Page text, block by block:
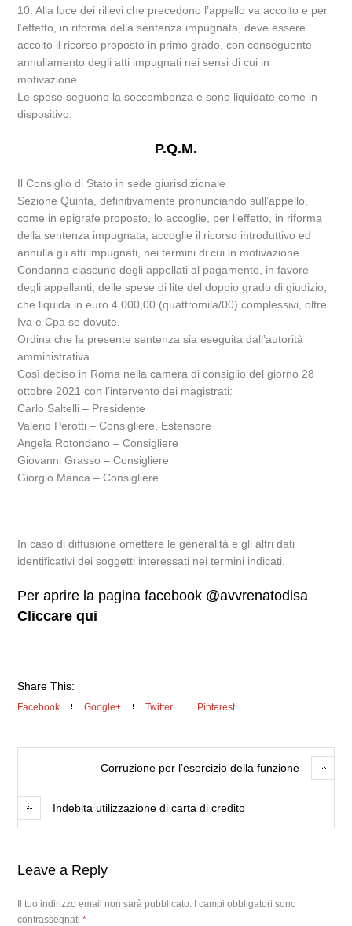
10. Alla luce dei rilievi che precedono l’appello va accolto e per
l’effetto, in riforma della sentenza impugnata, deve essere
accolto il ricorso proposto in primo grado, con conseguente
annullamento degli atti impugnati nei sensi di cui in
motivazione.
Le spese seguono la soccombenza e sono liquidate come in
dispositivo.
P.Q.M.
Il Consiglio di Stato in sede giurisdizionale
Sezione Quinta, definitivamente pronunciando sull’appello,
come in epigrafe proposto, lo accoglie, per l’effetto, in riforma
della sentenza impugnata, accoglie il ricorso introduttivo ed
annulla gli atti impugnati, nei termini di cui in motivazione.
Condanna ciascuno degli appellati al pagamento, in favore
degli appellanti, delle spese di lite del doppio grado di giudizio,
che liquida in euro 4.000,00 (quattromila/00) complessivi, oltre
Iva e Cpa se dovute.
Ordina che la presente sentenza sia eseguita dall’autorità
amministrativa.
Così deciso in Roma nella camera di consiglio del giorno 28
ottobre 2021 con l’intervento dei magistrati:
Carlo Saltelli – Presidente
Valerio Perotti – Consigliere, Estensore
Angela Rotondano – Consigliere
Giovanni Grasso – Consigliere
Giorgio Manca – Consigliere
In caso di diffusione omettere le generalità e gli altri dati
identificativi dei soggetti interessati nei termini indicati.
Per aprire la pagina facebook @avvrenatodisa
Cliccare qui
Share This:
Facebook Google+ Twitter Pinterest
Corruzione per l’esercizio della funzione
Indebita utilizzazione di carta di credito
Leave a Reply
Il tuo indirizzo email non sarà pubblicato.
I campi obbligatori sono
contrassegnati*